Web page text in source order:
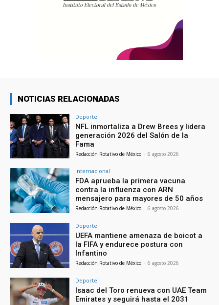
NOTICIAS RELACIONADAS
Deporte
NFL inmortaliza a Drew Brees y lidera
generación 2026 del Salón de la
Fama
Redacción Rotativo de México - 6 agosto 2026
Internacional
FDA aprueba la primera vacuna
contra la influenza con ARN
mensajero para mayores de 50 años
Redacción Rotativo de México - 6 agosto 2026
Deporte
UEFA mantiene amenaza de boicot a
la FIFA y endurece postura con
Infantino
Redacción Rotativo de México - 6 agosto 2026
Deporte
Isaac del Toro renueva con UAE Team
Emirates y seguirá hasta el 2031